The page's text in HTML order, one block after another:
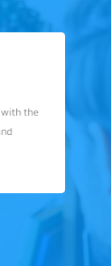
with the
and